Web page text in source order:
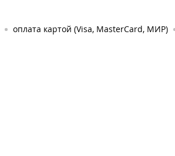
оплата картой (Visa, MasterCard, МИР)